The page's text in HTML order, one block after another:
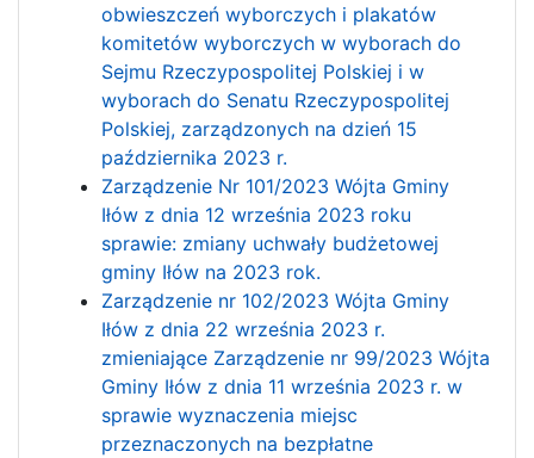
obwieszczeń wyborczych i plakatów
komitetów wyborczych w wyborach do
Sejmu Rzeczypospolitej Polskiej i w
wyborach do Senatu Rzeczypospolitej
Polskiej, zarządzonych na dzień 15
października 2023 r.
Zarządzenie Nr 101/2023 Wójta Gminy
Iłów z dnia 12 września 2023 roku
sprawie: zmiany uchwały budżetowej
gminy Iłów na 2023 rok.
Zarządzenie nr 102/2023 Wójta Gminy
Iłów z dnia 22 września 2023 r.
zmieniające Zarządzenie nr 99/2023 Wójta
Gminy Iłów z dnia 11 września 2023 r. w
sprawie wyznaczenia miejsc
przeznaczonych na bezpłatne